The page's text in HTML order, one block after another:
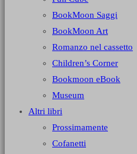
BookMoon Saggi
BookMoon Art
Romanzo nel cassetto
Children’s Corner
Bookmoon eBook
Museum
Altri libri
Prossimamente
Cofanetti